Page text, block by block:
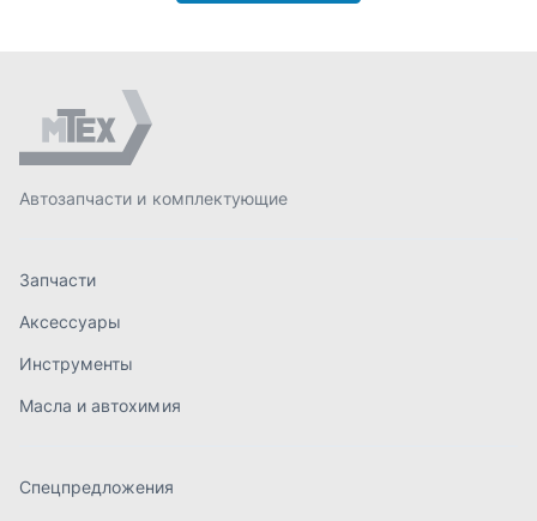
Масла и автохимия
Спецпредложения
Доставка и оплата
Контакты
order@mteh74.ru
+7 (904) 945-52-55